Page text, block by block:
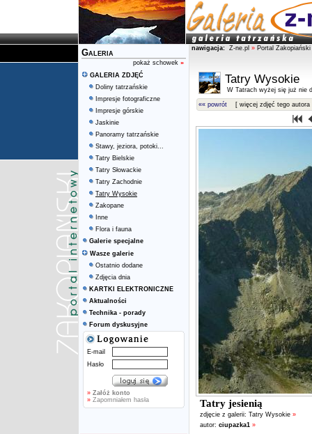
Galeria
pokaż schowek »
GALERIA ZDJĘĆ
Doliny tatrzańskie
Impresje fotograficzne
Impresje górskie
Jaskinie
Panoramy tatrzańskie
Stawy, jeziora, potoki...
Tatry Bielskie
Tatry Słowackie
Tatry Zachodnie
Tatry Wysokie
Zakopane
Inne
Flora i fauna
Galerie specjalne
Wasze galerie
Ostatnio dodane
Zdjęcia dnia
KARTKI ELEKTRONICZNE
Aktualności
Technika - porady
Forum dyskusyjne
E-mail
Hasło
» Załóż konto
» Zapomniałem hasła
nawigacja: Z-ne.pl » Portal Zakopiański
Tatry Wysokie
W Tatrach wyżej się już nie
«« powrót [ więcej zdjęć tego autora
Tatry jesienią
zdjęcie z galerii: Tatry Wysokie »
autor: ciupazka1 »